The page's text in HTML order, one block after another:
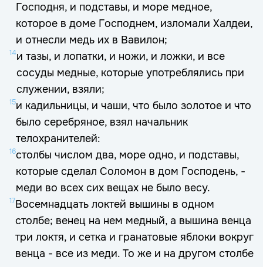
Господня, и подставы, и море медное,
которое в доме Господнем, изломали Халдеи,
и отнесли медь их в Вавилон;
14и тазы, и лопатки, и ножи, и ложки, и все
сосуды медные, которые употреблялись при
служении, взяли;
15и кадильницы, и чаши, что было золотое и что
было серебряное, взял начальник
телохранителей:
16столбы числом два, море одно, и подставы,
которые сделал Соломон в дом Господень, -
меди во всех сих вещах не было весу.
17Восемнадцать локтей вышины в одном
столбе; венец на нем медный, а вышина венца
три локтя, и сетка и гранатовые яблоки вокруг
венца - все из меди. То же и на другом столбе